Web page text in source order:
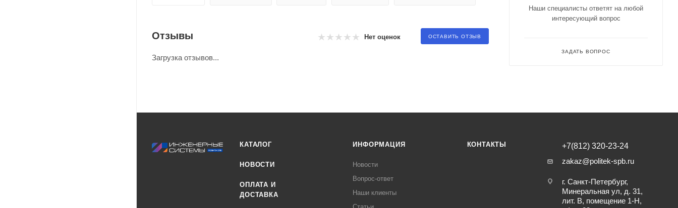
Отзывы Нет оценок ОСТАВИТЬ ОТЗЫВ
Загрузка отзывов...
Наши специалисты ответят на любой
интересующий вопрос
ЗАДАТЬ ВОПРОС
КАТАЛОГ
НОВОСТИ
ОПЛАТА И
ДОСТАВКА
ИНФОРМАЦИЯ
Новости
Вопрос-ответ
Наши клиенты
КОНТАКТЫ
+7(812) 320-23-24
zakaz@politek-spb.ru
г. Санкт-Петербург,
Минеральная ул, д. 31,
лит. В, помещение 1-Н,